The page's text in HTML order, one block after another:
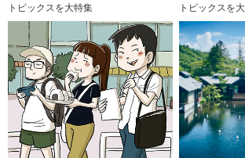
トピックスを大特集
トピックスを